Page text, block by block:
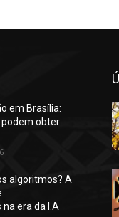
em Brasília:
obter
algoritmos? A
era da I.A